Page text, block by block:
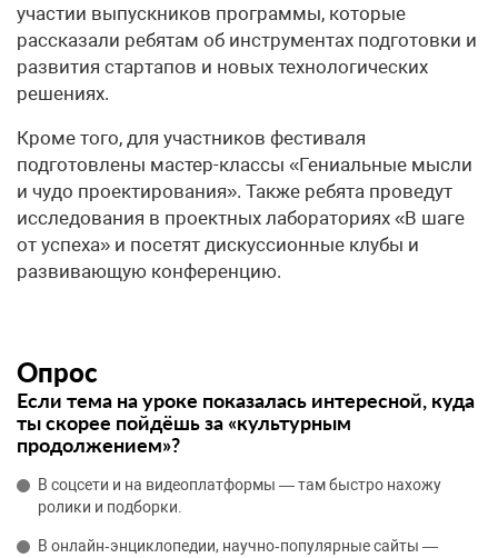
участии выпускников программы, которые
рассказали ребятам об инструментах подготовки и
развития стартапов и новых технологических
решениях.
Кроме того, для участников фестиваля
подготовлены мастер-классы «Гениальные мысли
и чудо проектирования». Также ребята проведут
исследования в проектных лабораториях «В шаге
от успеха» и посетят дискуссионные клубы и
развивающую конференцию.
Опрос
Если тема на уроке показалась интересной, куда
ты скорее пойдёшь за «культурным
продолжением»?
В соцсети и на видеоплатформы — там быстро нахожу
ролики и подборки.
В онлайн‑энциклопедии, научно‑популярные сайты —